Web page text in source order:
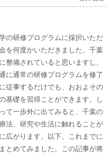
の研修プログラムに採択いただ
を何度かいただきました。千葉
整備されていると思いますし、
に通常の研修プログラムを修了
従事するだけでも、おおよその
基礎を習得ことができます。し
て一歩外に出てみると、千葉の
法、研究や生活に触れることが
広がります。以下、これまでに
とめてみました。この記事が将